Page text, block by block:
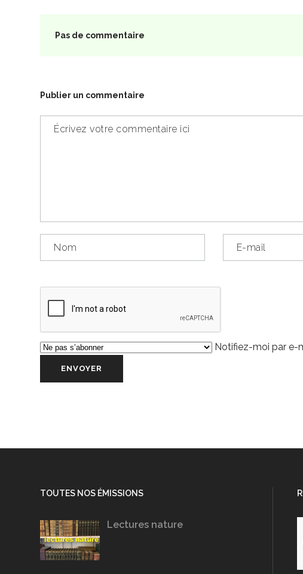
Pas de commentaire
Publier un commentaire
Notifiez-moi par e-
TOUTES NOS ÉMISSIONS
Lectures nature